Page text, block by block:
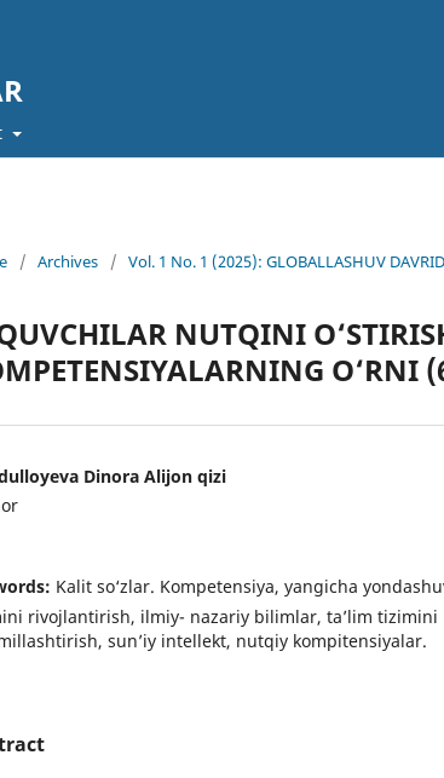
/ Archives / Vol. 1 No. 1 (2025): GLOBALLASHUV
NUTQINI
Dinora Alijon qizi
Kalit so‘zlar. Kompetensiya, yangicha
rivojlantirish, ilmiy- nazariy bilimlar, ta’lim tizimini
sun’iy intellekt, nutqiy kompitensiyalar.